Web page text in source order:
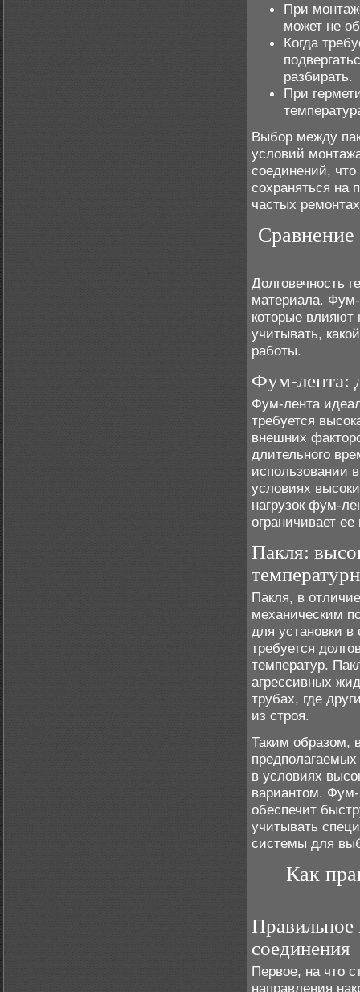
При
может не
Когда
разбирать.
При
Выбор между
условий
соединений,
сохраняться на
частых
Долговечность
материала.
которые влияют
учитывать,
работы.
Фум-лента:
Фум-лента
требуется
внешних
длительного
использовании
условиях
нагрузок фум-
ограничивает
Пакля:
Пакля, в
механическим
для установки в
требуется
температур.
агрессивных
трубах, где
из строя.
Таким образом,
в условиях
вариантом.
обеспечит
учитывать
системы для
Как
Правильное
соединения
Первое, на что
направления